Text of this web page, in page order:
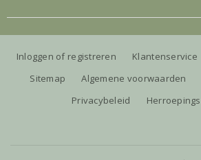
Inloggen of registreren Klantenservice
Sitemap
Algemene voorwaarden
Privacybeleid